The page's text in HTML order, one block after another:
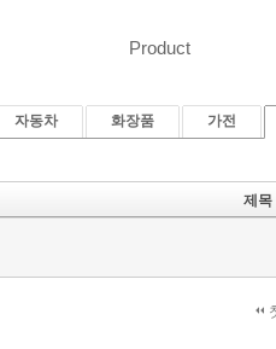
Product
자동차 화장품 가전
제목